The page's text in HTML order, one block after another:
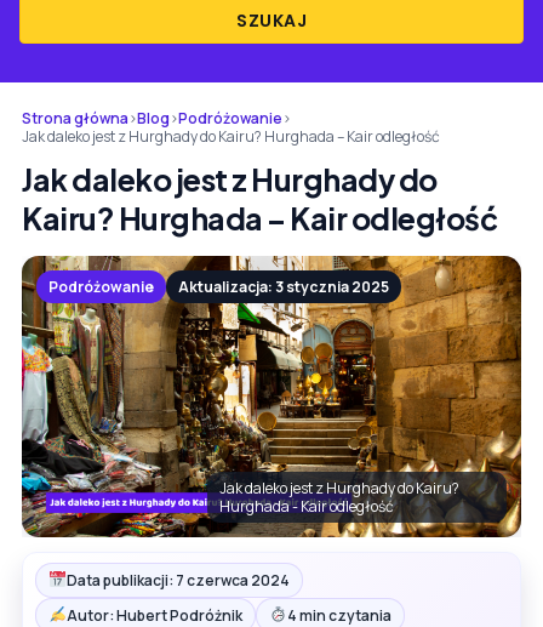
SZUKAJ
Strona główna›Blog›Podróżowanie›
Jak daleko jest z Hurghady do Kairu? Hurghada – Kair odległość
Jak daleko jest z Hurghady do
Kairu? Hurghada – Kair odległość
Podróżowanie Aktualizacja: 3 stycznia 2025
Jak daleko jest z Hurghady do Kairu?
Hurghada - Kair odległość
Data publikacji: 7 czerwca 2024
Autor: Hubert Podróżnik
4 min czytania